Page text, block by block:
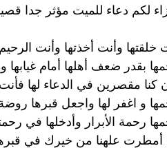
لكم دعاء للميت مؤثر جدا
خلقتها وأنت أخذتها وأنت
بقدر ضعف أهلها أمام غيابها
كنا مقصرين في الدعاء لها فأنت
و اغفر لها واجعل قبرها
رحمة الأبرار وأدخلها في
أمطرت علهنا من خيرك في